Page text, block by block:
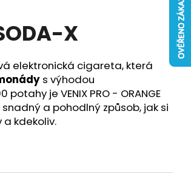
X
elektronická cigareta, která
s výhodou
potahy je VENIX PRO - ORANGE
a pohodlný způsob, jak si
kdekoliv.